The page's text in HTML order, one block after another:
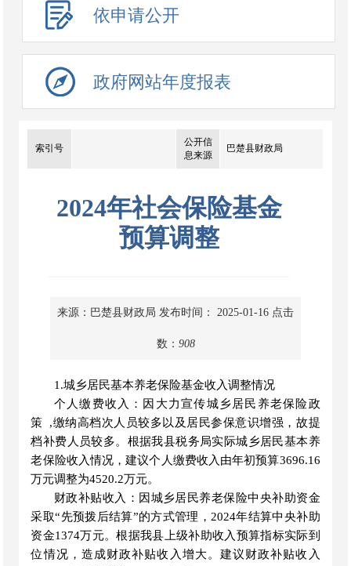
依申请公开
政府网站年度报表
索引号
公开信
息来源
巴楚县财政局
2024年社会保险基金
预算调整
来源：巴楚县财政局 发布时间： 2025-01-16 点击
数： 908
1.城乡居民基本养老保险基金收入调整情况
个人缴费收入： 因大力宣传城乡居民养老保险政
策
,缴纳高档次人员较多以及居民参保意识增强，故提
档补费人员较多。 根据我县税务局实际城乡居民基本养
老保险收入情况，建议个人缴费收入 由年初预算3696.16
万元调整为4520.2万元。
财政补贴收入
：因城乡居民养老保险中央补助资金
采取“先预拨后结算”的方式管理， 2024年结算中央补助
资金1374万元。根据我县上级补助收入预算指标实际到
位情况 ， 造成财政补贴收入增大。 建议财政补贴收入